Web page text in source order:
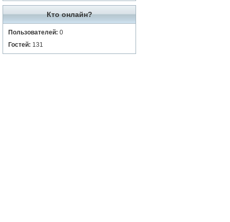
Кто онлайн?
Пользователей: 0
Гостей: 131